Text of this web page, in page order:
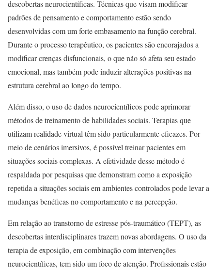
descobertas neurocientíficas. Técnicas que visam modificar
padrões de pensamento e comportamento estão sendo
desenvolvidas com um forte embasamento na função cerebral.
Durante o processo terapêutico, os pacientes são encorajados a
modificar crenças disfuncionais, o que não só afeta seu estado
emocional, mas também pode induzir alterações positivas na
estrutura cerebral ao longo do tempo.
Além disso, o uso de dados neurocientíficos pode aprimorar
métodos de treinamento de habilidades sociais. Terapias que
utilizam realidade virtual têm sido particularmente eficazes. Por
meio de cenários imersivos, é possível treinar pacientes em
situações sociais complexas. A efetividade desse método é
respaldada por pesquisas que demonstram como a exposição
repetida a situações sociais em ambientes controlados pode levar a
mudanças benéficas no comportamento e na percepção.
Em relação ao transtorno de estresse pós-traumático (TEPT), as
descobertas interdisciplinares trazem novas abordagens. O uso da
terapia de exposição, em combinação com intervenções
neurocientíficas, tem sido um foco de atenção. Profissionais estão